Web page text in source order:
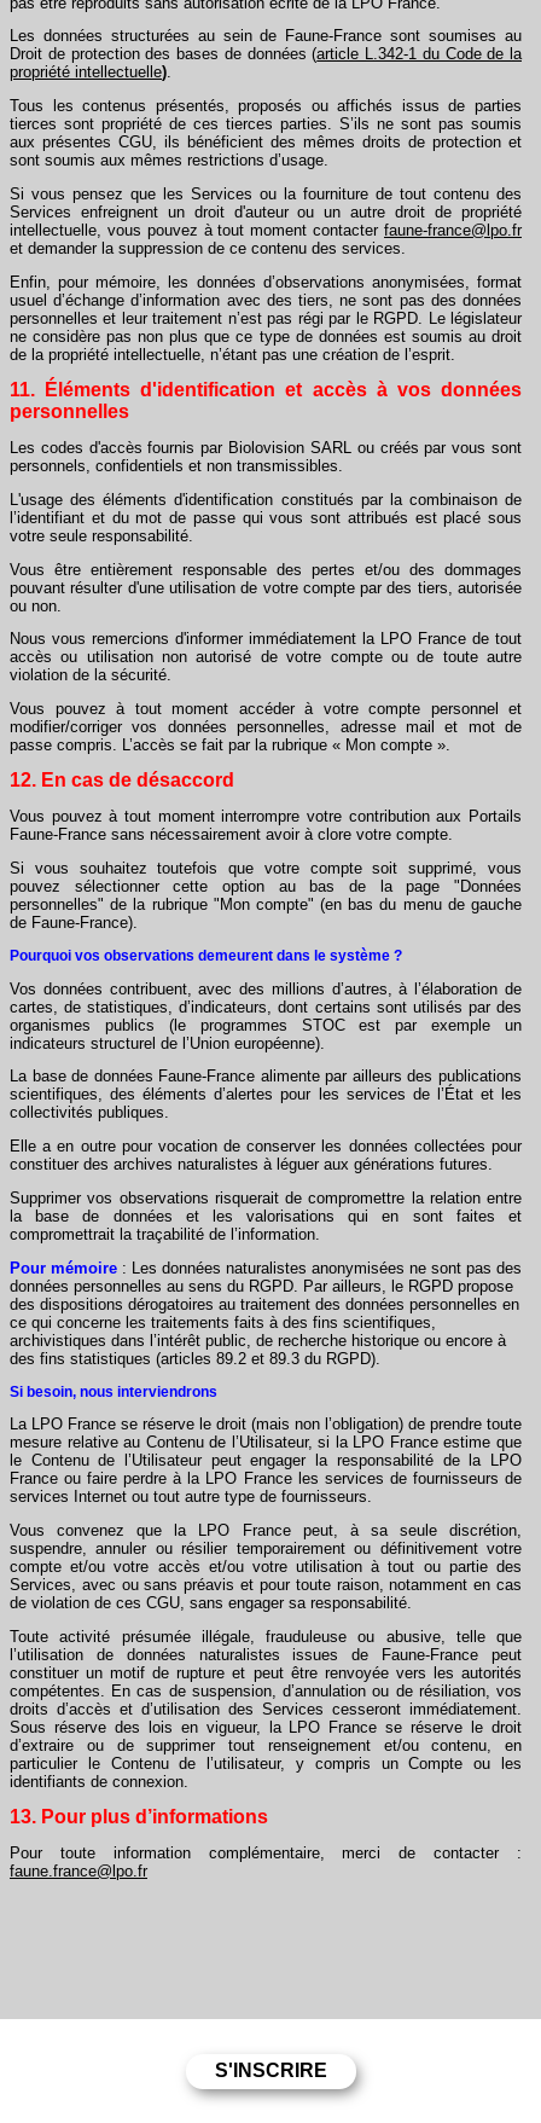
Les données structurées au sein de Faune-France sont soumises au
Droit de protection des bases de données (article L.342-1 du Code de la
propriété intellectuelle).
Tous les contenus présentés, proposés ou affichés issus de parties
tierces sont propriété de ces tierces parties. S’ils ne sont pas soumis
aux présentes CGU, ils bénéficient des mêmes droits de protection et
sont soumis aux mêmes restrictions d’usage.
Si vous pensez que les Services ou la fourniture de tout contenu des
Services enfreignent un droit d'auteur ou un autre droit de propriété
intellectuelle, vous pouvez à tout moment contacter faune-france@lpo.fr
et demander la suppression de ce contenu des services.
Enfin, pour mémoire, les données d’observations anonymisées, format
usuel d’échange d’information avec des tiers, ne sont pas des données
personnelles et leur traitement n’est pas régi par le RGPD. Le législateur
ne considère pas non plus que ce type de données est soumis au droit
de la propriété intellectuelle, n’étant pas une création de l’esprit.
11. Éléments d'identification et accès à vos données
personnelles
Les codes d'accès fournis par Biolovision SARL ou créés par vous sont
personnels, confidentiels et non transmissibles.
L'usage des éléments d'identification constitués par la combinaison de
l’identifiant et du mot de passe qui vous sont attribués est placé sous
votre seule responsabilité.
Vous être entièrement responsable des pertes et/ou des dommages
pouvant résulter d'une utilisation de votre compte par des tiers, autorisée
ou non.
Nous vous remercions d'informer immédiatement la LPO France de tout
accès ou utilisation non autorisé de votre compte ou de toute autre
violation de la sécurité.
Vous pouvez à tout moment accéder à votre compte personnel et
modifier/corriger vos données personnelles, adresse mail et mot de
passe compris. L’accès se fait par la rubrique « Mon compte ».
12. En cas de désaccord
Vous pouvez à tout moment interrompre votre contribution aux Portails
Faune-France sans nécessairement avoir à clore votre compte.
Si vous souhaitez toutefois que votre compte soit supprimé, vous
pouvez sélectionner cette option au bas de la page "Données
personnelles" de la rubrique "Mon compte" (en bas du menu de gauche
de Faune-France).
Pourquoi vos observations demeurent dans le système ?
Vos données contribuent, avec des millions d’autres, à l’élaboration de
cartes, de statistiques, d’indicateurs, dont certains sont utilisés par des
organismes publics (le programmes STOC est par exemple un
indicateurs structurel de l’Union européenne).
La base de données Faune-France alimente par ailleurs des publications
scientifiques, des éléments d’alertes pour les services de l’État et les
collectivités publiques.
Elle a en outre pour vocation de conserver les données collectées pour
constituer des archives naturalistes à léguer aux générations futures.
Supprimer vos observations risquerait de compromettre la relation entre
la base de données et les valorisations qui en sont faites et
compromettrait la traçabilité de l’information.
Pour mémoire : Les données naturalistes anonymisées ne sont pas des
données personnelles au sens du RGPD. Par ailleurs, le RGPD propose
des dispositions dérogatoires au traitement des données personnelles en
ce qui concerne les traitements faits à des fins scientifiques,
archivistiques dans l’intérêt public, de recherche historique ou encore à
des fins statistiques (articles 89.2 et 89.3 du RGPD).
Si besoin, nous interviendrons
La LPO France se réserve le droit (mais non l’obligation) de prendre toute
mesure relative au Contenu de l’Utilisateur, si la LPO France estime que
le Contenu de l’Utilisateur peut engager la responsabilité de la LPO
France ou faire perdre à la LPO France les services de fournisseurs de
services Internet ou tout autre type de fournisseurs.
Vous convenez que la LPO France peut, à sa seule discrétion,
suspendre, annuler ou résilier temporairement ou définitivement votre
compte et/ou votre accès et/ou votre utilisation à tout ou partie des
Services, avec ou sans préavis et pour toute raison, notamment en cas
de violation de ces CGU, sans engager sa responsabilité.
Toute activité présumée illégale, frauduleuse ou abusive, telle que
l’utilisation de données naturalistes issues de Faune-France peut
constituer un motif de rupture et peut être renvoyée vers les autorités
compétentes. En cas de suspension, d’annulation ou de résiliation, vos
droits d’accès et d’utilisation des Services cesseront immédiatement.
Sous réserve des lois en vigueur, la LPO France se réserve le droit
d’extraire ou de supprimer tout renseignement et/ou contenu, en
particulier le Contenu de l’utilisateur, y compris un Compte ou les
identifiants de connexion.
13. Pour plus d’informations
Pour toute information complémentaire, merci de contacter :
faune.france@lpo.fr